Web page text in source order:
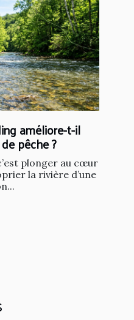
améliore-t-il
pêche ?
plonger au cœur
la rivière d’une